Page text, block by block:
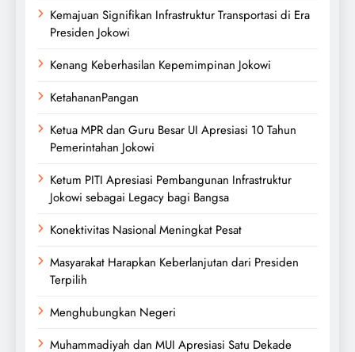
Kemajuan Signifikan Infrastruktur Transportasi di Era
Presiden Jokowi
Kenang Keberhasilan Kepemimpinan Jokowi
KetahananPangan
Ketua MPR dan Guru Besar UI Apresiasi 10 Tahun
Pemerintahan Jokowi
Ketum PITI Apresiasi Pembangunan Infrastruktur
Jokowi sebagai Legacy bagi Bangsa
Konektivitas Nasional Meningkat Pesat
Masyarakat Harapkan Keberlanjutan dari Presiden
Terpilih
Menghubungkan Negeri
Muhammadiyah dan MUI Apresiasi Satu Dekade